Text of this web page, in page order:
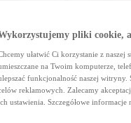
pliki cookie,
ułatwić Ci korzystanie z
na Twoim komputerze,
funkcjonalność naszej witryny.
reklamowych. Zalecamy
ustawienia. Szczegółowe informacje